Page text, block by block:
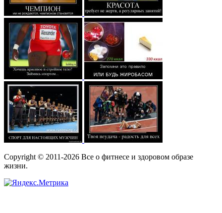
Copyright © 2011-2026 Все о фитнесе и здоровом образе
жизни.